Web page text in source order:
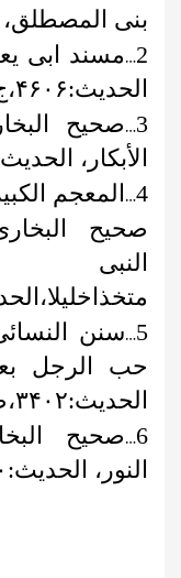
بنی
2
…مسند ابی
الحدیث:۴۶۰۶
3
…صحیح
الأبکار،
4
…المعجم
صحیح
5
…سنن
حب الرجل
الحدیث:۳۴۰۲
6
…صحیح
النور، الحدیث: